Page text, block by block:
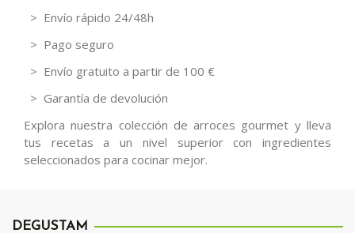
> Envío rápido 24/48h
> Pago seguro
> Envío gratuito a partir de 100 €
> Garantía de devolución
Explora nuestra colección de arroces gourmet y lleva
tus recetas a un nivel superior con ingredientes
seleccionados para cocinar mejor.
DEGUSTAM